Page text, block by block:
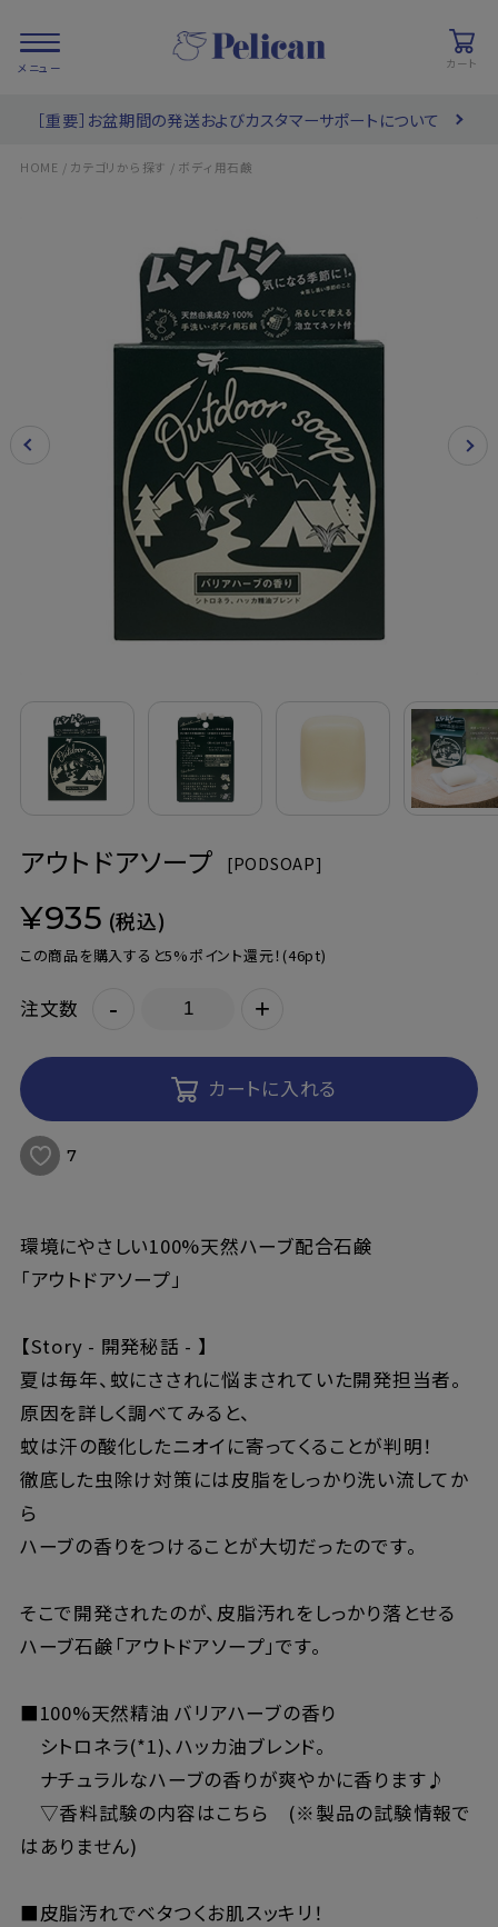
カート
PRODUCTS/ 商品を探す
COLLECTIONS/ ブランド一覧
お問い合わせ
ご利用案内
よくあるご質問
会員登録でお得
NEWS一覧
［重要］お盆期間の発送およびカスタマーサポートについて
HOME / カテゴリから探す / ボディ用石鹸
アウトドアソープ [PODSOAP]
¥935 (税込)
この商品を購入すると5%ポイント還元！ (46pt)
注文数 - +
カートに入れる
7
環境にやさしい100%天然ハーブ配合石鹸
「アウトドアソープ」
【Story - 開発秘話 - 】
夏は毎年、蚊にさされに悩まされていた開発担当者。
原因を詳しく調べてみると、
蚊は汗の酸化したニオイに寄ってくることが判明！
徹底した虫除け対策には皮脂をしっかり洗い流してか
ら
ハーブの香りをつけることが大切だったのです。
そこで開発されたのが、皮脂汚れをしっかり落とせる
ハーブ石鹸「アウトドアソープ」です。
■100%天然精油 バリアハーブの香り
シトロネラ(*1)、ハッカ油ブレンド。
ナチュラルなハーブの香りが爽やかに香ります♪
▽香料試験の内容はこちら (※製品の試験情報で
はありません)
■皮脂汚れでベタつくお肌スッキリ！